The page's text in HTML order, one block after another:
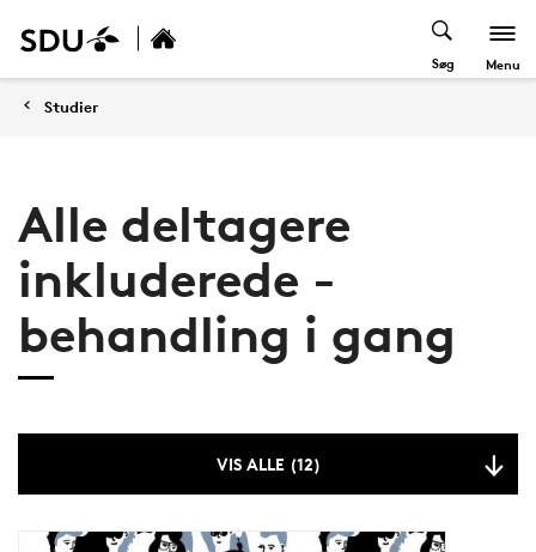
Søg Menu
Studier
Alle deltagere
inkluderede -
behandling i gang
VIS ALLE (12)